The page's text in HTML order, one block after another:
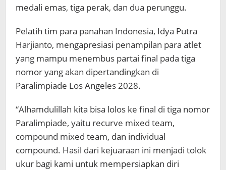
medali emas, tiga perak, dan dua perunggu.
Pelatih tim para panahan Indonesia, Idya Putra
Harjianto, mengapresiasi penampilan para atlet
yang mampu menembus partai final pada tiga
nomor yang akan dipertandingkan di
Paralimpiade Los Angeles 2028.
“Alhamdulillah kita bisa lolos ke final di tiga nomor
Paralimpiade, yaitu recurve mixed team,
compound mixed team, dan individual
compound. Hasil dari kejuaraan ini menjadi tolok
ukur bagi kami untuk mempersiapkan diri